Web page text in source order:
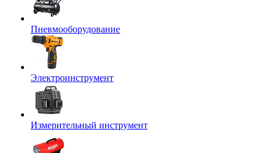
Пневмооборудование
Электроинструмент
Измерительный инструмент